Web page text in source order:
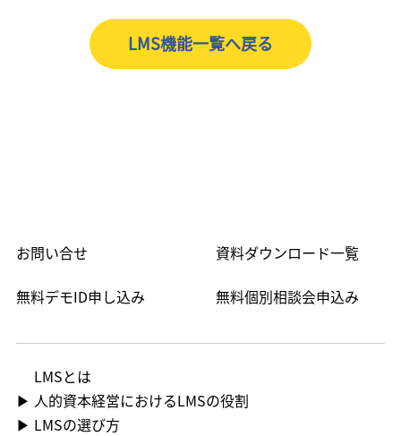
LMS機能一覧へ戻る
無料個別相談会申込み
無料デモID申し込み
資料ダウンロード一覧
お問い合せ
LMS​とは
▶ 人的資本経営におけるLMSの役割
▶ LMSの選び方